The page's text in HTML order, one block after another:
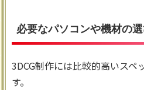
必要なパソコンや機材の
3DCG制作には比較的高いスペ
す。